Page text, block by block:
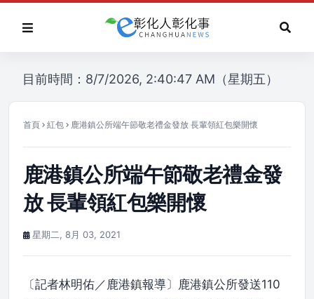
目前時間：8/7/2026, 2:40:47 AM（星期五）
首頁 紅包 鹿港鎮公所端午節敬老禮金發放 長輩領紅包樂開懷
鹿港鎮公所端午節敬老禮金發
放 長輩領紅包樂開懷
星期二, 8月 03, 2021
〔記者林明佑／鹿港鎮報導〕鹿港鎮公所發送110